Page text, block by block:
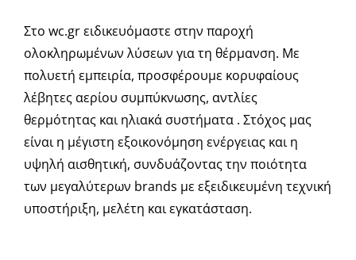
Στο wc.gr ειδικευόμαστε στην παροχή
ολοκληρωμένων λύσεων για τη θέρμανση. Με
πολυετή εμπειρία, προσφέρουμε κορυφαίους
λέβητες αερίου συμπύκνωσης, αντλίες
θερμότητας και ηλιακά συστήματα . Στόχος μας
είναι η μέγιστη εξοικονόμηση ενέργειας και η
υψηλή αισθητική, συνδυάζοντας την ποιότητα
των μεγαλύτερων brands με εξειδικευμένη τεχνική
υποστήριξη, μελέτη και εγκατάσταση.